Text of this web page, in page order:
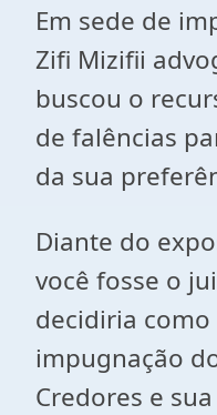
Em sede de
Zifi Mizifii
buscou o
de falências
da sua
Diante do
você fosse o
decidiria
impugnação
Credores e